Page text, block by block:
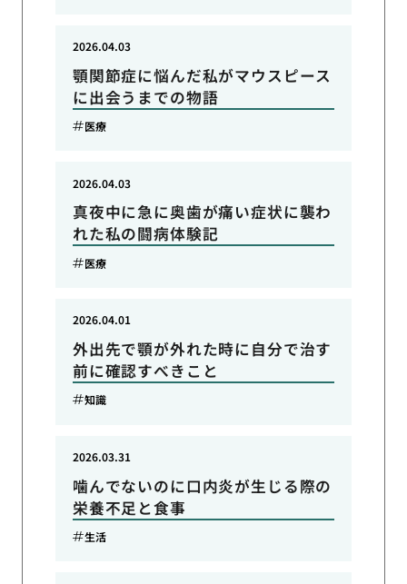
顎関節症に悩んだ私がマウスピース
に出会うまでの物語
2026.04.03
医療
真夜中に急に奥歯が痛い症状に襲わ
れた私の闘病体験記
2026.04.03
医療
外出先で顎が外れた時に自分で治す
前に確認すべきこと
2026.04.01
知識
噛んでないのに口内炎が生じる際の
栄養不足と食事
2026.03.31
生活